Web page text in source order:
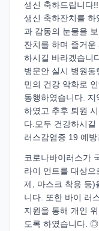
생신 축하드립니다
생신 축하잔치를 하
과 감동의 눈물을
잔치를 하며 즐거
하시길 바라겠습니
병문안 실시 병원
민의 건강 악화로
동행하였습니다.
하였고 추후 퇴원
다.모두 건강하시
러스감염증 19 예방
코로나바이러스가
라이 언트를 대상
제, 마스크 착용 등)
니다. 또한 바이 러
지원을 통해 개인
도록 하였습니다.